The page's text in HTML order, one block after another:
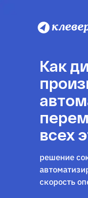
Как
всех
решение
скорость